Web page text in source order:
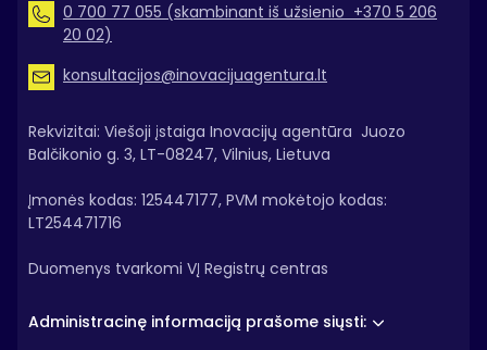
0 700 77 055 (skambinant iš užsienio +370 5 206
20 02)
konsultacijos@inovacijuagentura.lt
Rekvizitai: Viešoji įstaiga Inovacijų agentūra Juozo
Balčikonio g. 3, LT-08247, Vilnius, Lietuva
Įmonės kodas: 125447177, PVM mokėtojo kodas:
LT254471716
Duomenys tvarkomi VĮ Registrų centras
Administracinę informaciją prašome siųsti: